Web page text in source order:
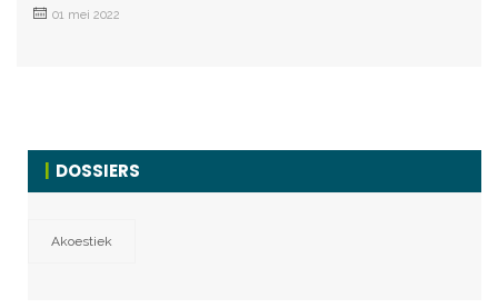
01 mei 2022
DOSSIERS
Akoestiek